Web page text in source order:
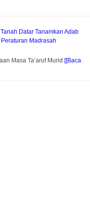
Datar Tanamkan Adab
Madrasah
Masa Ta’aruf Murid [[Baca